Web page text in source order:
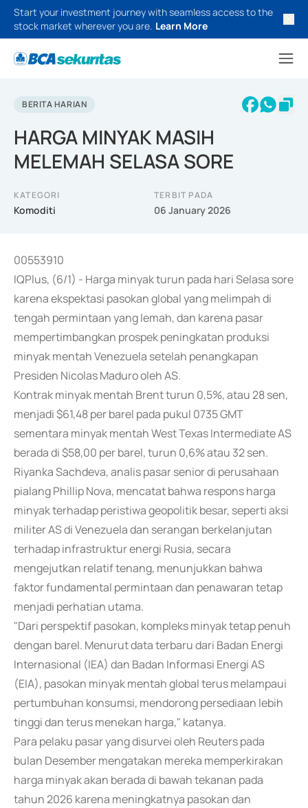
Start your investment journey with seamless access to the
stock market wherever you are. Learn More
BERITA HARIAN
HARGA MINYAK MASIH
MELEMAH SELASA SORE
KATEGORI
Komoditi
TERBIT PADA
06 January 2026
00553910
IQPlus, (6/1) - Harga minyak turun pada hari Selasa sore
karena ekspektasi pasokan global yang melimpah di
tengah permintaan yang lemah, dan karena pasar
mempertimbangkan prospek peningkatan produksi
minyak mentah Venezuela setelah penangkapan
Presiden Nicolas Maduro oleh AS.
Kontrak minyak mentah Brent turun 0,5%, atau 28 sen,
menjadi $61,48 per barel pada pukul 0735 GMT
sementara minyak mentah West Texas Intermediate AS
berada di $58,00 per barel, turun 0,6% atau 32 sen.
Riyanka Sachdeva, analis pasar senior di perusahaan
pialang Phillip Nova, mencatat bahwa respons harga
minyak terhadap peristiwa geopolitik besar, seperti aksi
militer AS di Venezuela dan serangan berkelanjutan
terhadap infrastruktur energi Rusia, secara
mengejutkan relatif tenang, menunjukkan bahwa
faktor fundamental permintaan dan penawaran tetap
menjadi perhatian utama.
"Dari perspektif pasokan, kompleks minyak tetap penuh
dengan barel. Menurut data terbaru dari Badan Energi
Internasional (IEA) dan Badan Informasi Energi AS
(EIA), pasokan minyak mentah global terus melampaui
pertumbuhan konsumsi, mendorong persediaan lebih
tinggi dan terus menekan harga," katanya.
Para pelaku pasar yang disurvei oleh Reuters pada
bulan Desember mengatakan mereka memperkirakan
harga minyak akan berada di bawah tekanan pada
tahun 2026 karena meningkatnya pasokan dan